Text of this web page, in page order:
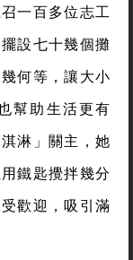
一百多位志工
設七十幾個攤
何等，讓大小
幫助生活更有
淋」關主，她
鐵匙攪拌幾分
歡迎，吸引滿